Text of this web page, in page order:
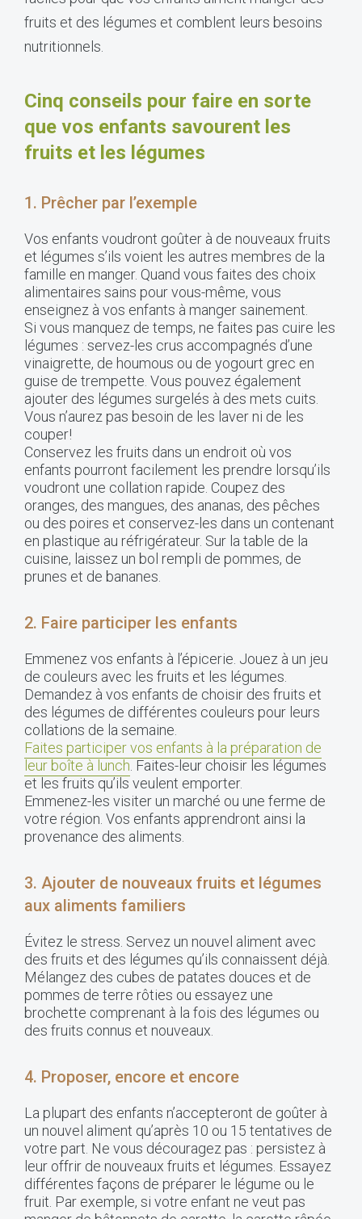
fruits et des légumes et comblent leurs besoins
nutritionnels.
Cinq conseils pour faire en sorte
que vos enfants savourent les
fruits et les légumes
1. Prêcher par l’exemple
Vos enfants voudront goûter à de nouveaux fruits
et légumes s’ils voient les autres membres de la
famille en manger. Quand vous faites des choix
alimentaires sains pour vous-même, vous
enseignez à vos enfants à manger sainement.
Si vous manquez de temps, ne faites pas cuire les
légumes : servez-les crus accompagnés d’une
vinaigrette, de houmous ou de yogourt grec en
guise de trempette. Vous pouvez également
ajouter des légumes surgelés à des mets cuits.
Vous n’aurez pas besoin de les laver ni de les
couper!
Conservez les fruits dans un endroit où vos
enfants pourront facilement les prendre lorsqu’ils
voudront une collation rapide. Coupez des
oranges, des mangues, des ananas, des pêches
ou des poires et conservez-les dans un contenant
en plastique au réfrigérateur. Sur la table de la
cuisine, laissez un bol rempli de pommes, de
prunes et de bananes.
2. Faire participer les enfants
Emmenez vos enfants à l’épicerie. Jouez à un jeu
de couleurs avec les fruits et les légumes.
Demandez à vos enfants de choisir des fruits et
des légumes de différentes couleurs pour leurs
collations de la semaine.
Faites participer vos enfants à la préparation de
leur boîte à lunch. Faites-leur choisir les légumes
et les fruits qu’ils veulent emporter.
Emmenez-les visiter un marché ou une ferme de
votre région. Vos enfants apprendront ainsi la
provenance des aliments.
3. Ajouter de nouveaux fruits et légumes
aux aliments familiers
Évitez le stress. Servez un nouvel aliment avec
des fruits et des légumes qu’ils connaissent déjà.
Mélangez des cubes de patates douces et de
pommes de terre rôties ou essayez une
brochette comprenant à la fois des légumes ou
des fruits connus et nouveaux.
4. Proposer, encore et encore
La plupart des enfants n’accepteront de goûter à
un nouvel aliment qu’après 10 ou 15 tentatives de
votre part. Ne vous découragez pas : persistez à
leur offrir de nouveaux fruits et légumes. Essayez
différentes façons de préparer le légume ou le
fruit. Par exemple, si votre enfant ne veut pas